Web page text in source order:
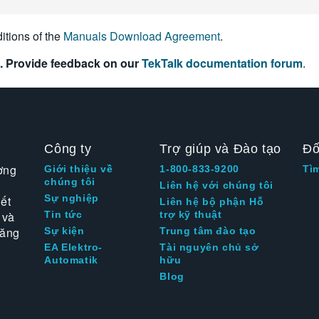
of the Manuals Download Agreement.
Provide feedback on ourTekTalk documentation forum.
Công ty
Giới thiệu về
chúng tôi
Sự nghiệp
Tin tức
Sự kiện
EA Elektro-
Automatik
Trợ giúp và Đào tạo
1-800-833-9200
Liên hệ với chúng tôi
Liên hệ bộ phận Hỗ
trợ kỹ thuật
Trung tâm đào tạo
Tài nguyên chủ sở
hữu
Blog